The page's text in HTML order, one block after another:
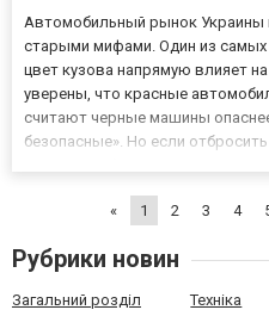
Автомобильный рынок Украины
старыми мифами. Один из
цвет кузова напрямую влияет
уверены, что красные
считают черные машины
безопасные». Но если
«
1 2 3 4
Рубрики новин
Загальний розділ Техніка